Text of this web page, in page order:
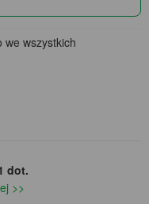
we wszystkich
dot.
>>